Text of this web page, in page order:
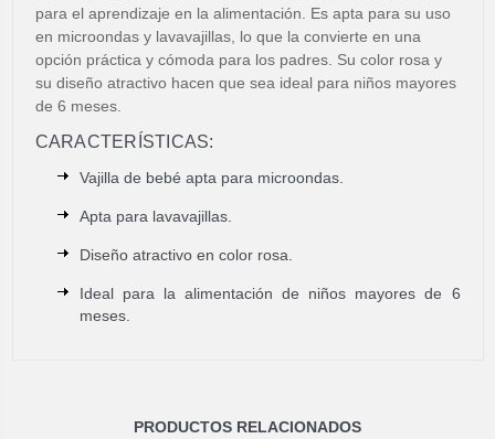
para el aprendizaje en la alimentación. Es apta para su uso
en microondas y lavavajillas, lo que la convierte en una
opción práctica y cómoda para los padres. Su color rosa y
su diseño atractivo hacen que sea ideal para niños mayores
de 6 meses.
CARACTERÍSTICAS:
Vajilla de bebé apta para microondas.
Apta para lavavajillas.
Diseño atractivo en color rosa.
Ideal para la alimentación de niños mayores de 6
meses.
PRODUCTOS RELACIONADOS